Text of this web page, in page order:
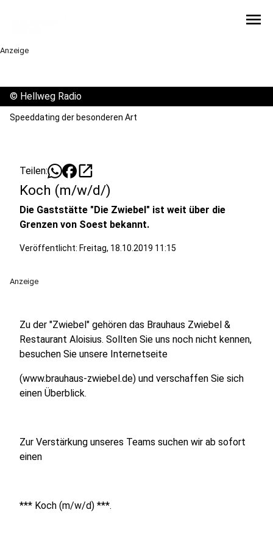
menu
Anzeige
© Hellweg Radio
Speeddating der besonderen Art
Teilen: open_in_new
Koch (m/w/d/)
Die Gaststätte "Die Zwiebel" ist weit über die
Grenzen von Soest bekannt.
Veröffentlicht: Freitag, 18.10.2019 11:15
Anzeige
Zu der "Zwiebel" gehören das Brauhaus Zwiebel &
Restaurant Aloisius. Sollten Sie uns noch nicht kennen,
besuchen Sie unsere Internetseite
(www.brauhaus-zwiebel.de) und verschaffen Sie sich
einen Überblick.
Zur Verstärkung unseres Teams suchen wir ab sofort
einen
*** Koch (m/w/d) ***.